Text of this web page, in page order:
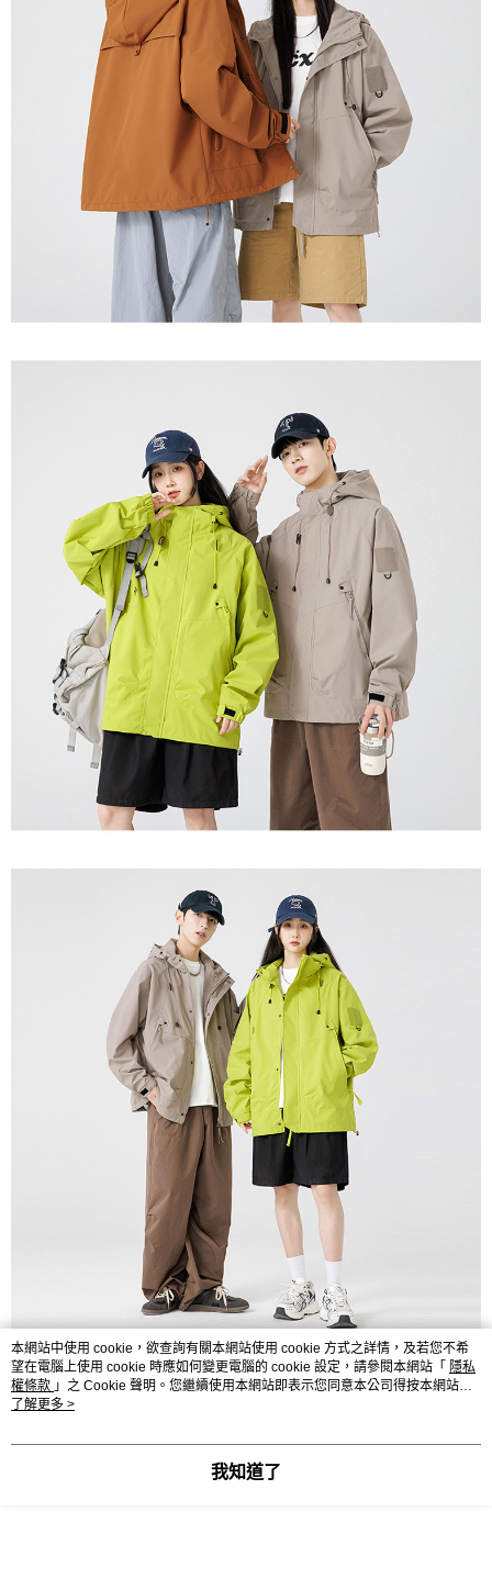
本網站中使用 cookie，欲查詢有關本網站使用 cookie 方式之詳情，及若您不希
望在電腦上使用 cookie 時應如何變更電腦的 cookie 設定，請參閱本網站「 隱私
權條款 」之 Cookie 聲明。您繼續使用本網站即表示您同意本公司得按本網站使
用條款之 Cookie 聲明使用 cookie。
了解更多 >
我知道了